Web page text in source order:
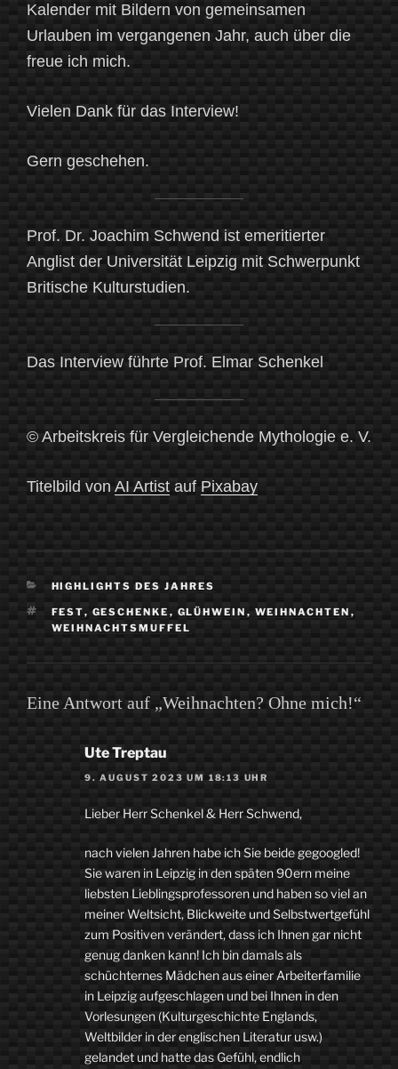
Kalender mit Bildern von gemeinsamen
Urlauben im vergangenen Jahr, auch über die
freue ich mich.
Vielen Dank für das Interview!
Gern geschehen.
Prof. Dr. Joachim Schwend ist emeritierter
Anglist der Universität Leipzig mit Schwerpunkt
Britische Kulturstudien.
Das Interview führte Prof. Elmar Schenkel
© Arbeitskreis für Vergleichende Mythologie e. V.
Titelbild von AI Artist auf Pixabay
KATEGORIEN
HIGHLIGHTS DES JAHRES
SCHLAGWÖRTER
FEST, GESCHENKE , GLÜHWEIN , WEIHNACHTEN ,
WEIHNACHTSMUFFEL
Eine Antwort auf „Weihnachten? Ohne mich!“
Ute Treptau
9. AUGUST 2023 UM 18:13 UHR
Lieber Herr Schenkel & Herr Schwend,
nach vielen Jahren habe ich Sie beide gegoogled!
Sie waren in Leipzig in den späten 90ern meine
liebsten Lieblingsprofessoren und haben so viel an
meiner Weltsicht, Blickweite und Selbstwertgefühl
zum Positiven verändert, dass ich Ihnen gar nicht
genug danken kann! Ich bin damals als
schüchternes Mädchen aus einer Arbeiterfamilie
in Leipzig aufgeschlagen und bei Ihnen in den
Vorlesungen (Kulturgeschichte Englands,
Weltbilder in der englischen Literatur usw.)
gelandet und hatte das Gefühl, endlich